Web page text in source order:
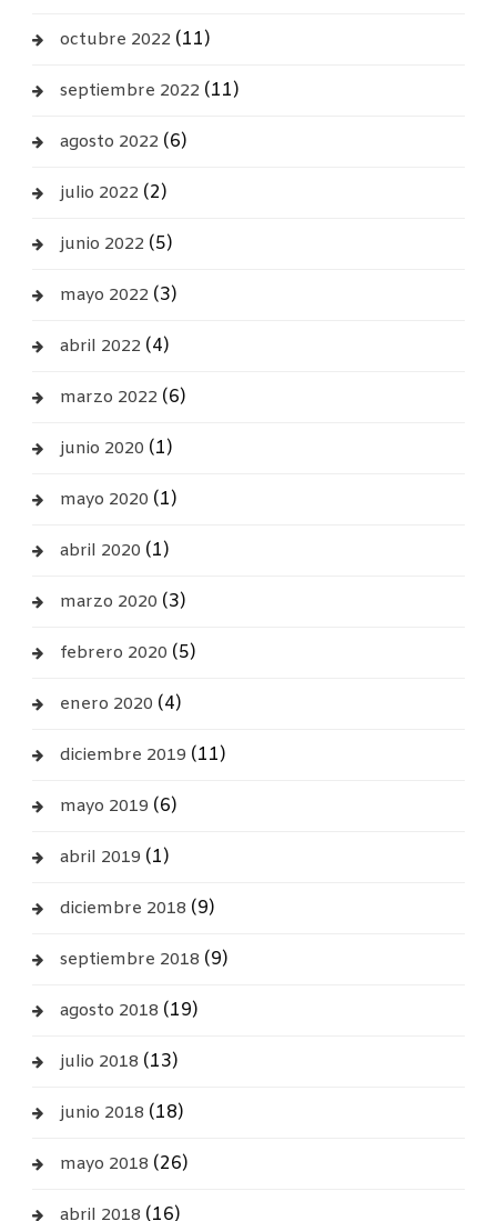
octubre 2022 (11)
septiembre 2022 (11)
agosto 2022 (6)
julio 2022 (2)
junio 2022 (5)
mayo 2022 (3)
abril 2022 (4)
marzo 2022 (6)
junio 2020 (1)
mayo 2020 (1)
abril 2020 (1)
marzo 2020 (3)
febrero 2020 (5)
enero 2020 (4)
diciembre 2019 (11)
mayo 2019 (6)
abril 2019 (1)
diciembre 2018 (9)
septiembre 2018 (9)
agosto 2018 (19)
julio 2018 (13)
junio 2018 (18)
mayo 2018 (26)
abril 2018 (16)